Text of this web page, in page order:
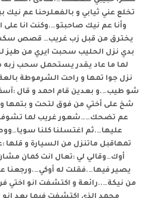
تخلع عني ثيابي و بالفعلرحنا عم
وأنا عم نيك صاحبتو….وكنت انا
يخترق من قبل زب غريب… قصص
بدي نزل الحليب سحبت ايري من طيز
لما ما عاد يقدر يستحمل سحب
نزل جوا تمها و راحت الشرموطة
شو طيب….و بعدين قام احمد و قال
شخ على أختي من فوق لتحت و بتمها
عم تضحك……شعور غريب لما تشوف
عليها….ثم اغتسلنا كلنا
تمهاقبل ماتنزل من السيارة و قلها
أوك…وقالي لي :تعال انت كمان
يصير فيها….فقلت له أوكي….ورجعنا
من نيكة…..رائعة و اكتشفت انو اختي